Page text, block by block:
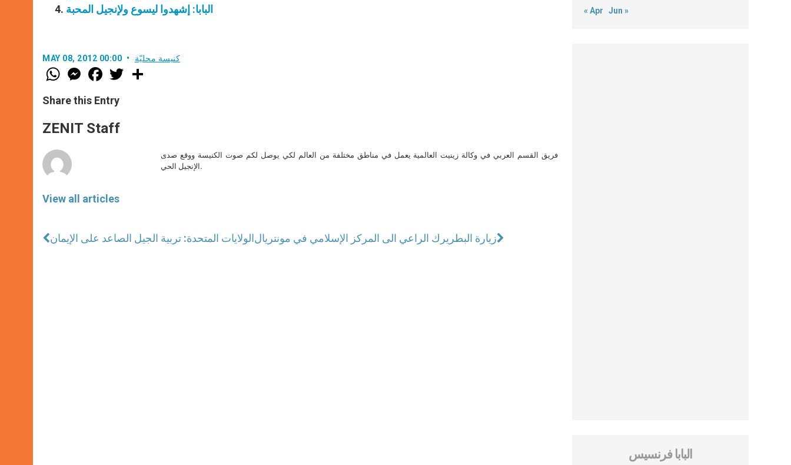
البابا: إشهدوا ليسوع ولإنجيل المحبة
MAY 08, 2012 00:00 كنيسة محليّة
W
h
t
s
p
p
M
e
s
e
g
e
F
a
e
b
o
k
w
Share this Entry
ZENIT Staff
View all articles
فريق القسم العربي في وكالة زينيت العالمية يعمل في مناطق مختلفة من العالم لكي يوصل لكم صوت الكنيسة ووقع صدى
الإنجيل الحي.
الولايات المتحدة: تربية الجيل الصاعد على الإيمانزيارة البطريرك الراعي الى المركز الإسلامي في مونتريال
« Apr Jun »
البابا فرنسيس